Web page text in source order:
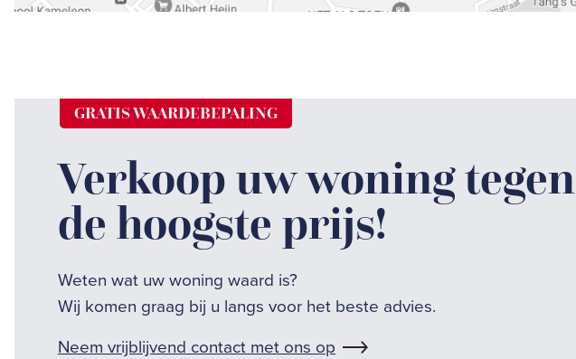
GRATIS WAARDEBEPALING
Verkoop uw woning tegen
de hoogste prijs!
Weten wat uw woning waard is?
Wij komen graag bij u langs voor het beste advies.
Neem vrijblijvend contact met ons op